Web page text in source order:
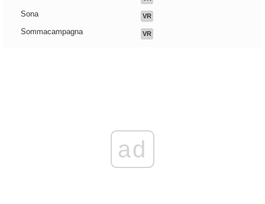
Sona VR
Sommacampagna VR
ad